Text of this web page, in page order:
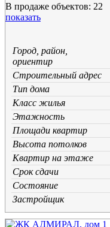
В продаже объектов: 22
показать
Город, район,
ориентир
Строительный адрес
Тип дома
Класс жилья
Этажность
Площади квартир
Высота потолков
Квартир на этаже
Срок сдачи
Состояние
Застройщик